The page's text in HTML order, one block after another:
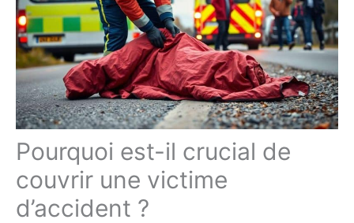
Pourquoi est-il crucial de
couvrir une victime
d’accident ?